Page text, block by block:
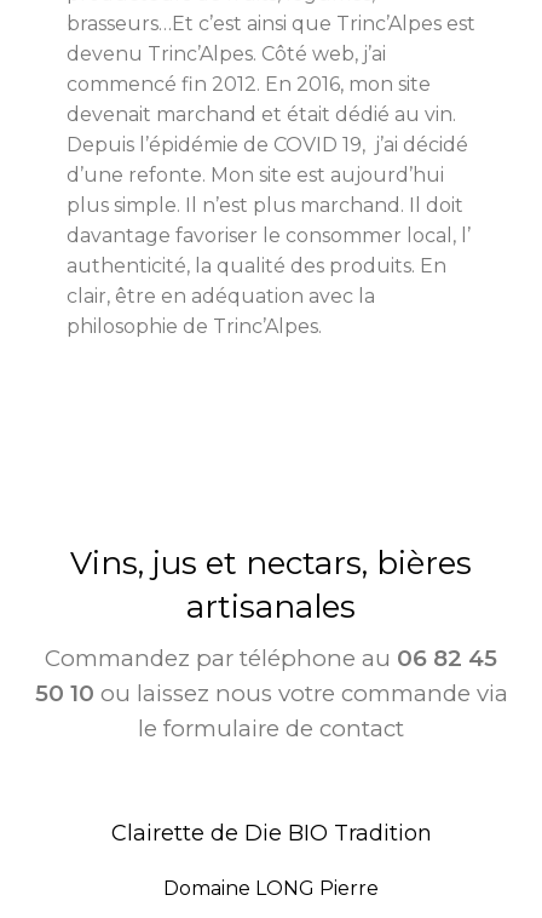
brasseurs…Et c’est ainsi que Trinc’Alpes est
devenu Trinc’Alpes. Côté web, j’ai
commencé fin 2012. En 2016, mon site
devenait marchand et était dédié au vin.
Depuis l’épidémie de COVID 19, j’ai décidé
d’une refonte. Mon site est aujourd’hui
plus simple. Il n’est plus marchand. Il doit
davantage favoriser le consommer local, l’
authenticité, la qualité des produits. En
clair, être en adéquation avec la
philosophie de Trinc’Alpes.
Vins, jus et nectars, bières
artisanales
Commandez par téléphone au 06 82 45
50 10 ou laissez nous votre commande via
le formulaire de contact
Clairette de Die BIO Tradition
Domaine LONG Pierre